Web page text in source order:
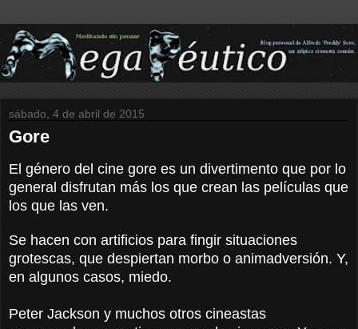
sábado, 4 de abril de 2015
Gore
El género del cine gore es un divertimento que por lo
general disfrutan más los que crean las películas que
los que las ven.
Se hacen con artificios para fingir situaciones
grotescas, que despiertan morbo o animadversión. Y,
en algunos casos, miedo.
Peter Jackson y muchos otros cineastas